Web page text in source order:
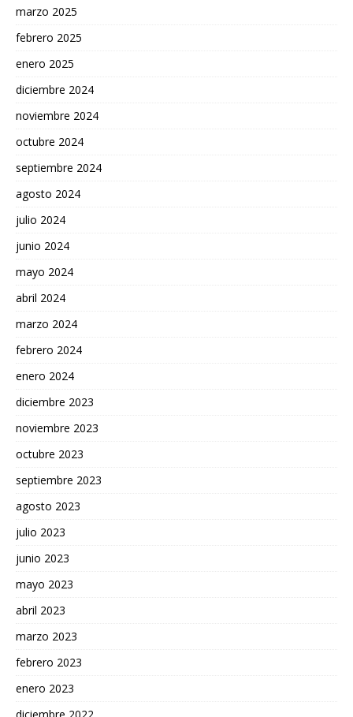
marzo 2025
febrero 2025
enero 2025
diciembre 2024
noviembre 2024
octubre 2024
septiembre 2024
agosto 2024
julio 2024
junio 2024
mayo 2024
abril 2024
marzo 2024
febrero 2024
enero 2024
diciembre 2023
noviembre 2023
octubre 2023
septiembre 2023
agosto 2023
julio 2023
junio 2023
mayo 2023
abril 2023
marzo 2023
febrero 2023
enero 2023